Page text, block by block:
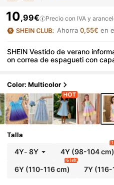
10,99€ Precio con IVA y
Ahorra 0,55€ en
SHEIN Vestido de verano
on correa de espagueti con
Color: Multicolor
Talla
4Y- 8Y 4Y (98-104 cm)
6Y(110-116 cm)
6 left
7Y (116-